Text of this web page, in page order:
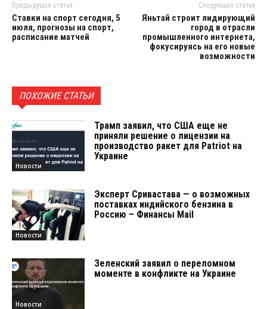
Предыдущая статья
Ставки на спорт сегодня, 5
июля, прогнозы на спорт,
расписание матчей
Следующая статья
Яньтай строит лидирующий
город в отрасли
промышленного интернета,
фокусируясь на его новые
возможности
ПОХОЖИЕ СТАТЬИ
Новости
Трамп заявил, что США еще не
приняли решение о лицензии на
производство ракет для Patriot на
Украине
Новости
Эксперт Сривастава — о возможных
поставках индийского бензина в
Россию – Финансы Mail
Новости
Зеленский заявил о переломном
моменте в конфликте на Украине